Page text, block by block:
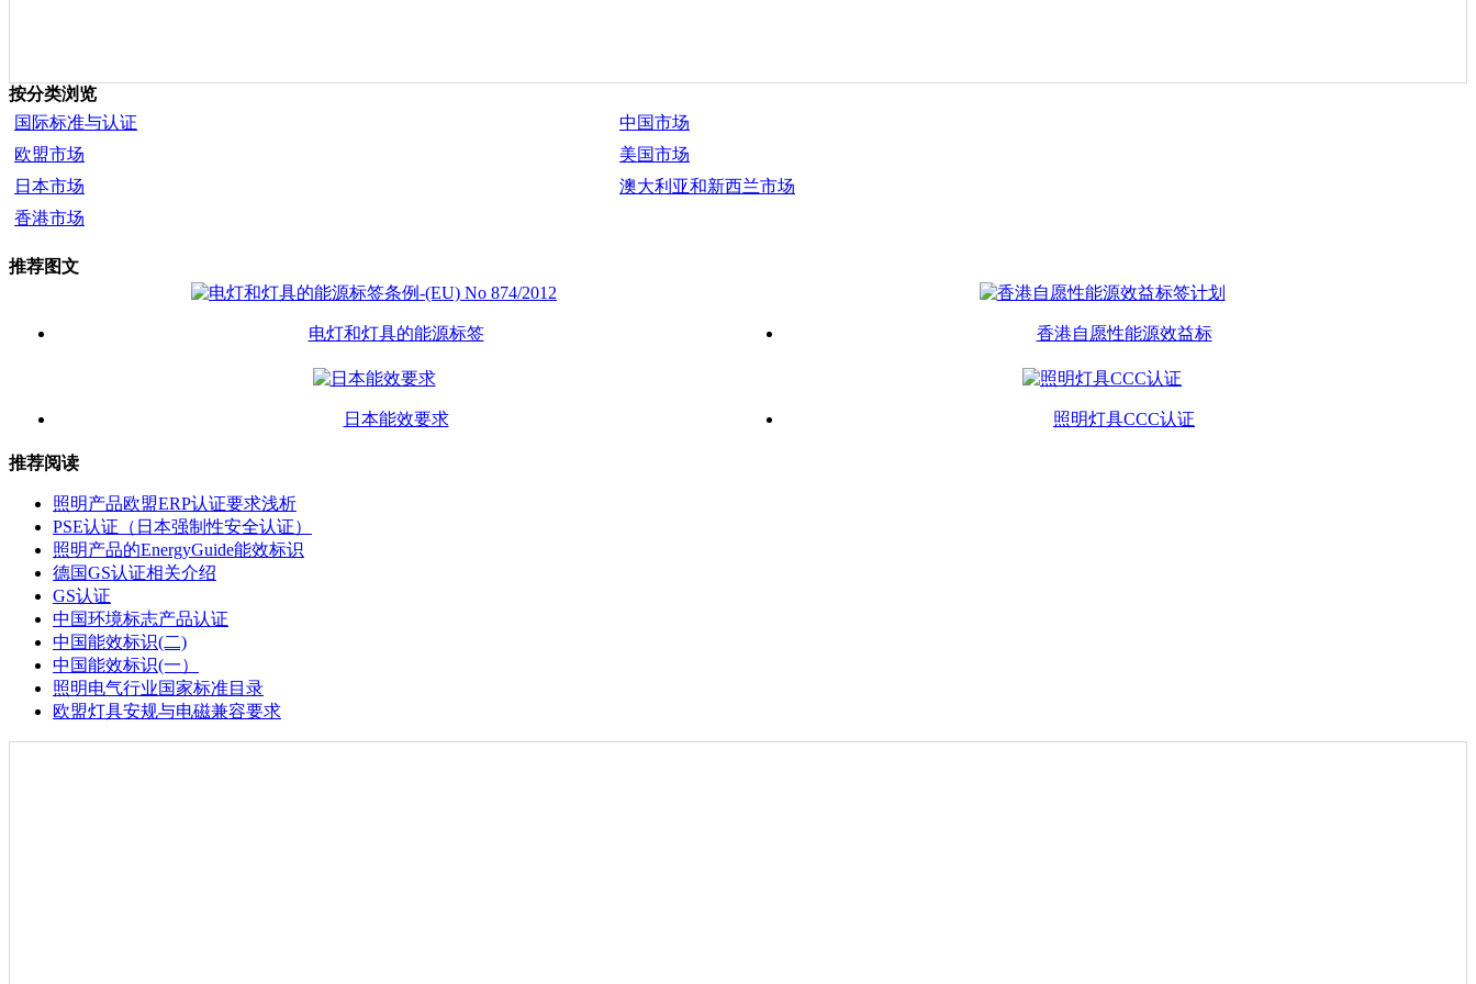
按分类浏览
国际标准与认证
中国市场
欧盟市场
美国市场
日本市场
澳大利亚和新西兰市场
香港市场
推荐图文
电灯和灯具的能源标签 香港自愿性能源效益标
日本能效要求 照明灯具CCC认证
推荐阅读
照明产品欧盟ERP认证要求浅析
PSE认证（日本强制性安全认证）
照明产品的EnergyGuide能效标识
德国GS认证相关介绍
GS认证
中国环境标志产品认证
中国能效标识(二)
中国能效标识(一）
照明电气行业国家标准目录
欧盟灯具安规与电磁兼容要求